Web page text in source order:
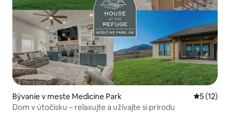
Bývanie v meste Medicine Park
5 (12)
Dom v útočisku – relaxujte a užívajte si prírodu